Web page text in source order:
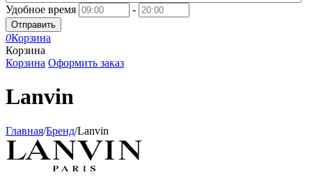
Удобное время -
Отправить
0Корзина
Корзина
Корзина Оформить заказ
Lanvin
Главная/Бренд/Lanvin